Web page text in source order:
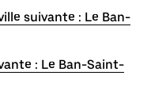
suivante : Le Ban-
: Le Ban-Saint-